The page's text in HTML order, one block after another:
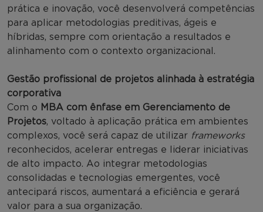
prática e inovação, você desenvolverá competências
para aplicar metodologias preditivas, ágeis e
híbridas, sempre com orientação a resultados e
alinhamento com o contexto organizacional.
Gestão profissional de projetos alinhada à estratégia
corporativa
Com o MBA com ênfase em Gerenciamento de
Projetos, voltado à aplicação prática em ambientes
complexos, você será capaz de utilizar frameworks
reconhecidos, acelerar entregas e liderar iniciativas
de alto impacto. Ao integrar metodologias
consolidadas e tecnologias emergentes, você
antecipará riscos, aumentará a eficiência e gerará
valor para a sua organização.